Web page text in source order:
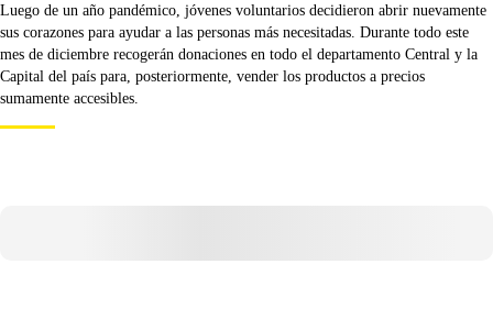
Luego de un año pandémico, jóvenes voluntarios decidieron abrir nuevamente
sus corazones para ayudar a las personas más necesitadas. Durante todo este
mes de diciembre recogerán donaciones en todo el departamento Central y la
Capital del país para, posteriormente, vender los productos a precios
sumamente accesibles.